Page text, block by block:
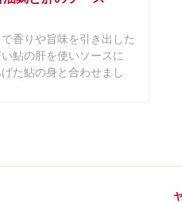
香りや旨味を引き出した
鮎の肝を使いソースに
た鮎の身と合わせまし